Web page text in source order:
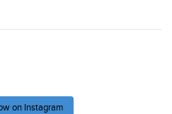
on Instagram